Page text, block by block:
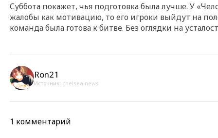
Суббота покажет, чья подготовка была лучше. У
жалобы как мотивацию, то его игроки выйдут на
команда была готова к битве. Без оглядки на
Ron21
Источник: chelsea.news
1 комментарий